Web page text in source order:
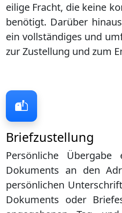
Briefzustellung
Persönliche
Dokuments an den
persönlichen
Dokuments oder
eilige Fracht, die keine
benötigt. Darüber
ein vollständiges und
zur Zustellung und zum